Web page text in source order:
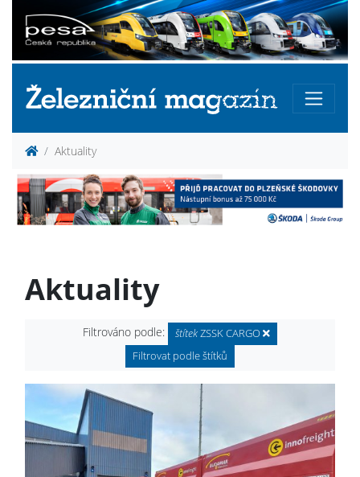
Aktuality
Aktuality
Filtrováno podle: štítekZSSK CARGO
Filtrovat podle štítků